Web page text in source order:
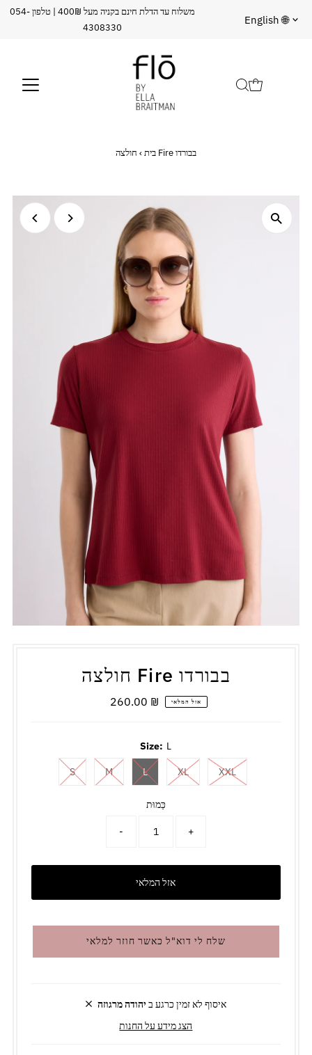
משלוח עד הדלת חינם בקניה מעל 400₪ | טלפון 054-
4308330
שפה
English 🌐
בית› חולצה Fire בבורדו
חולצה Fire בבורדו
מחיר
260.00 ₪ אזל המלאי
Size: L
S M L XL XXL
כַּמוּת
- +
שלח לי דוא"ל כאשר חוזר למלאי
איסוף לא זמין כרגע ב יהודה מרגוזה
הצג מידע על החנות